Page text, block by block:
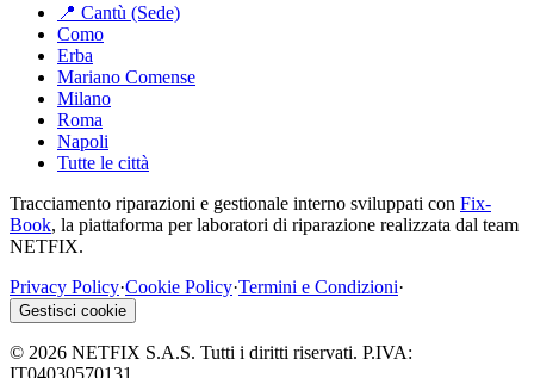
📍 Cantù (Sede)
Como
Erba
Mariano Comense
Milano
Roma
Napoli
Tutte le città
Tracciamento riparazioni e gestionale interno sviluppati con Fix-
Book, la piattaforma per laboratori di riparazione realizzata dal team
NETFIX.
Privacy Policy·Cookie Policy·Termini e Condizioni·
Gestisci cookie
© 2026 NETFIX S.A.S. Tutti i diritti riservati. P.IVA:
IT04030570131